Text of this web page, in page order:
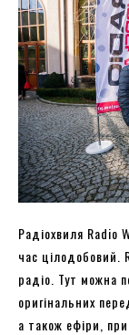
Радіохвиля Radio
час цілодобовий.
радіо. Тут можна
оригінальних
а також ефіри,